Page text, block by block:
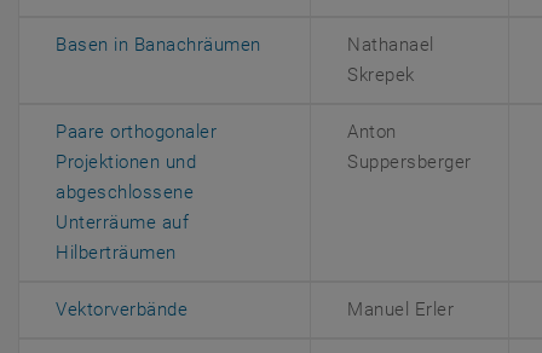
Basen in Banachräumen , öffnet eine externe URL in
Nathanael
Skrepek
Paare orthogonaler
Projektionen und
abgeschlossene
Unterräume auf
Hilberträumen
Anton
Suppersberger
Vektorverbände , öffnet eine externe URL in einem neuen
Manuel Erler